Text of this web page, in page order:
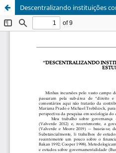
Descentralizando instituições